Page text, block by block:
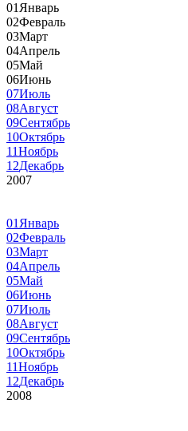
01 Январь
02Февраль
03Март
04Апрель
05Май
06Июнь
07Июль
08Август
09Сентябрь
10Октябрь
11Ноябрь
12Декабрь
2007
01 Январь
02Февраль
03Март
04Апрель
05Май
06Июнь
07Июль
08Август
09Сентябрь
10Октябрь
11Ноябрь
12Декабрь
2008